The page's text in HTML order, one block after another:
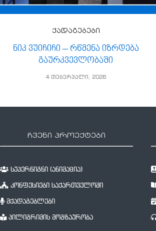
ქადაგებები
ნიკ ვუიჩიჩი – რწმენა იზრდება
გაურკვევლობაში
4 თებერვალი, 2026
ჩვენი პროექტები
სუპერწიგნი (ანიმაცია)
კონფესიები საქართველოში
მქადაგებლები
პილიგრიმის მოგზაურობა